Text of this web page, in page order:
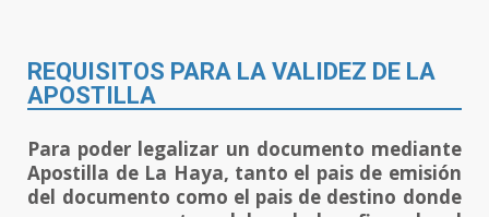
REQUISITOS PARA LA VALIDEZ DE LA
APOSTILLA
Para poder legalizar un documento mediante
Apostilla de La Haya, tanto el pais de emisión
del documento como el pais de destino donde